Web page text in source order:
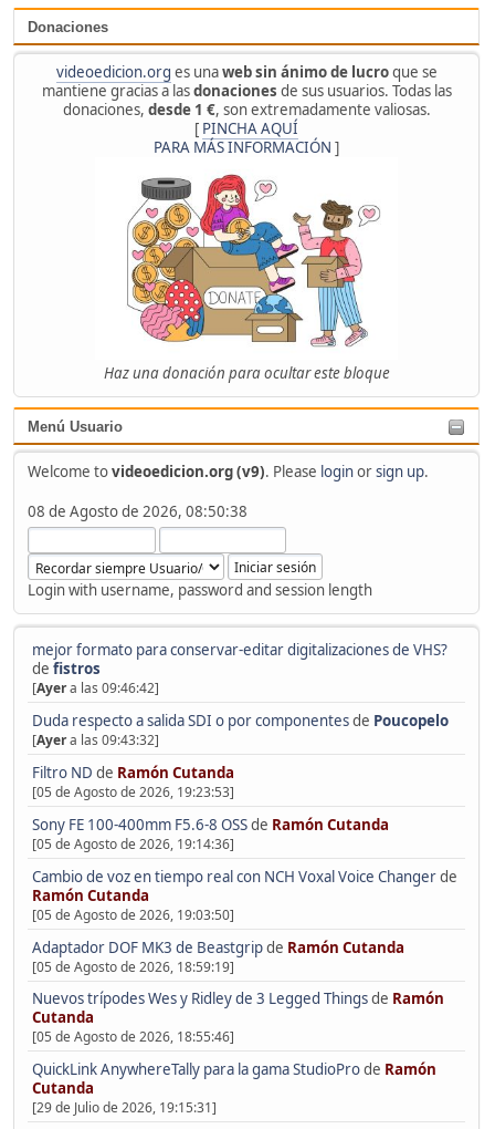
Donaciones
videoedicion.org es unaweb sin ánimo de lucroque se
mantiene gracias a lasdonaciones de sus usuarios. Todas las
donaciones, desde 1 €, son extremadamente valiosas.
[ PINCHA AQUÍ
PARA MÁS INFORMACIÓN ]
Haz una donación para ocultar este bloque
Menú Usuario
Welcome tovideoedicion.org (v9). Please loginorsign up.
08 de Agosto de 2026, 08:50:38
Login with username, password and session length
mejor formato para conservar-editar digitalizaciones de VHS?
de fistros
[Ayera las 09:46:42]
Duda respecto a salida SDI o por componentesde Poucopelo
[Ayera las 09:43:32]
Filtro ND de Ramón Cutanda
[05 de Agosto de 2026, 19:23:53]
Sony FE 100-400mm F5.6-8 OSSde Ramón Cutanda
[05 de Agosto de 2026, 19:14:36]
Cambio de voz en tiempo real con NCH Voxal Voice Changerde
Ramón Cutanda
[05 de Agosto de 2026, 19:03:50]
Adaptador DOF MK3 de Beastgripde Ramón Cutanda
[05 de Agosto de 2026, 18:59:19]
Nuevos trípodes Wes y Ridley de 3 Legged Thingsde Ramón
Cutanda
[05 de Agosto de 2026, 18:55:46]
QuickLink AnywhereTally para la gama StudioProde Ramón
Cutanda
[29 de Julio de 2026, 19:15:31]